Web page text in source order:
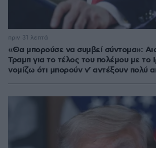
«Θα μπορούσε να συμβεί σύντομα»:
Τραμπ για το τέλος του πολέμου με το
νομίζω ότι μπορούν ν' αντέξουν πολύ
πριν 31 λεπτά